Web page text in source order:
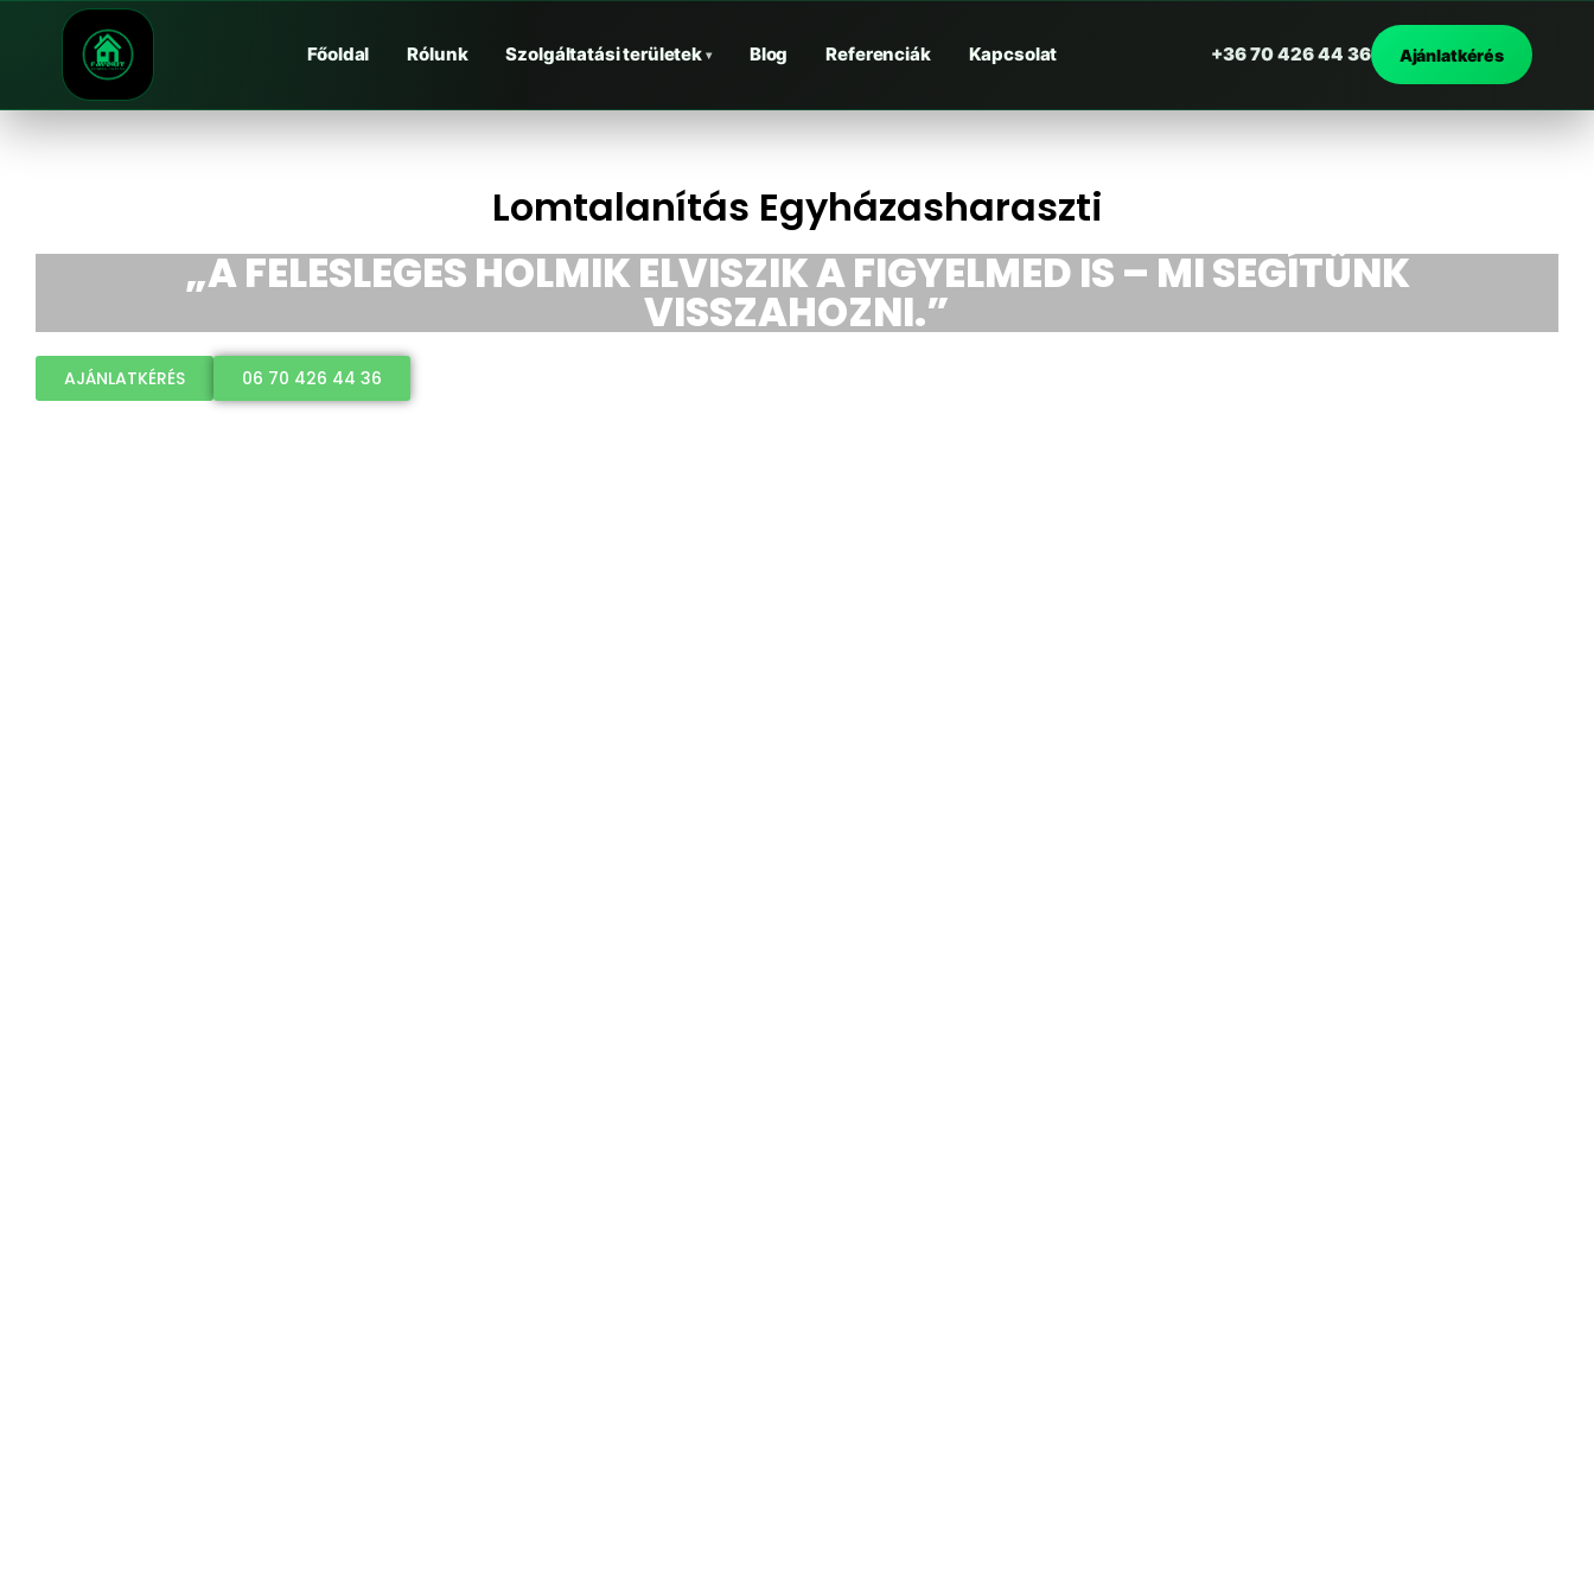
Főoldal Rólunk Szolgáltatási területek ▾ Blog Referenciák Kapcsolat +36 70 426 44 36 Ajánlatkérés
Lomtalanítás Egyházasharaszti
„A FELESLEGES HOLMIK ELVISZIK A FIGYELMED IS – MI SEGÍTÜNK
VISSZAHOZNI.”
AJÁNLATKÉRÉS 06 70 426 44 36